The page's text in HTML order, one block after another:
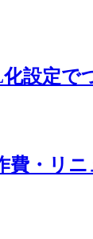
化設定で
費・リ